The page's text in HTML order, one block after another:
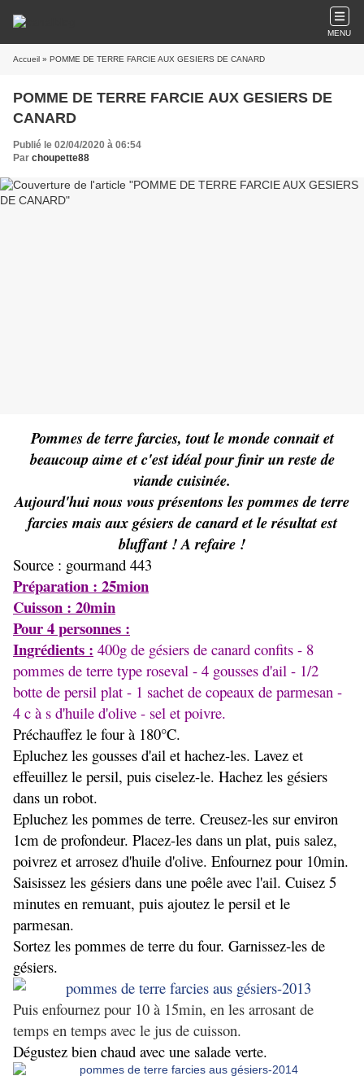
MENU
Accueil » POMME DE TERRE FARCIE AUX GESIERS DE CANARD
POMME DE TERRE FARCIE AUX GESIERS DE
CANARD
Publié le 02/04/2020 à 06:54
Par choupette88
Pommes de terre farcies, tout le monde connait et
beaucoup aime et c'est idéal pour finir un reste de
viande cuisinée.
Aujourd'hui nous vous présentons les pommes de terre
farcies mais aux gésiers de canard et le résultat est
bluffant ! A refaire !
Source : gourmand 443
Préparation : 25mion
Cuisson : 20min
Pour 4 personnes :
Ingrédients : 400g de gésiers de canard confits - 8
pommes de terre type roseval - 4 gousses d'ail - 1/2
botte de persil plat - 1 sachet de copeaux de parmesan -
4 c à s d'huile d'olive - sel et poivre.
Préchauffez le four à 180°C.
Epluchez les gousses d'ail et hachez-les. Lavez et
effeuillez le persil, puis ciselez-le. Hachez les gésiers
dans un robot.
Epluchez les pommes de terre. Creusez-les sur environ
1cm de profondeur. Placez-les dans un plat, puis salez,
poivrez et arrosez d'huile d'olive. Enfournez pour 10min.
Saisissez les gésiers dans une poêle avec l'ail. Cuisez 5
minutes en remuant, puis ajoutez le persil et le
parmesan.
Sortez les pommes de terre du four. Garnissez-les de
gésiers.
Puis enfournez pour 10 à 15min, en les arrosant de
temps en temps avec le jus de cuisson.
Dégustez bien chaud avec une salade verte.